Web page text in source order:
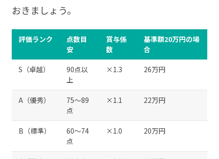
おきましょう。
評価ランク
点数目
安
賞与係
数
基準額20万円の場
合
S（卓越）
90点以
上
×1.3 26万円
A（優秀）
75〜89
点
×1.1 22万円
B（標準）
60〜74
点
×1.0 20万円